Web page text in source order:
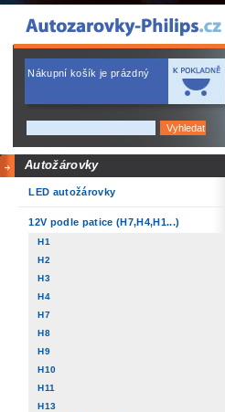
Nákupní košík je prázdný
Autožárovky
LED autožárovky
12V podle patice (H7,H4,H1...)
H1
H2
H3
H4
H7
H8
H9
H10
H11
H13